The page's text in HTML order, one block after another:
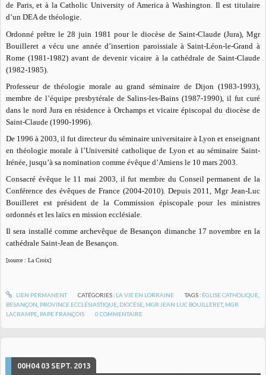
de Paris, et à la Catholic University of America à Washington. Il est titulaire
d’un DEA de théologie.
Ordonné prêtre le 28 juin 1981 pour le diocèse de Saint-Claude (Jura), Mgr
Bouilleret a vécu une année d’insertion paroissiale à Saint-Léon-le-Grand à
Rome (1981-1982) avant de devenir vicaire à la cathédrale de Saint-Claude
(1982-1985).
Professeur de théologie morale au grand séminaire de Dijon (1983-1993),
membre de l’équipe presbytérale de Salins-les-Bains (1987-1990), il fut curé
dans le nord Jura en résidence à Orchamps et vicaire épiscopal du diocèse de
Saint-Claude (1990-1996).
De 1996 à 2003, il fut directeur du séminaire universitaire à Lyon et enseignant
en théologie morale à l’Université catholique de Lyon et au séminaire Saint-
Irénée, jusqu’à sa nomination comme évêque d’Amiens le 10 mars 2003.
Consacré évêque le 11 mai 2003, il fut membre du Conseil permanent de la
Conférence des évêques de France (2004-2010). Depuis 2011, Mgr Jean-Luc
Bouilleret est président de la Commission épiscopale pour les ministres
ordonnés et les laïcs en mission ecclésiale.
Il sera installé comme archevêque de Besançon dimanche 17 novembre en la
cathédrale Saint-Jean de Besançon.
[source : La Croix]
LIEN PERMANENT CATÉGORIES : LA VIE EN LORRAINE TAGS : ÉGLISE CATHOLIQUE
BESANÇON PROVINCE ECCLÉSIASTIQUE DIOCÈSE MGR JEAN LUC BOUILLERET, MGR
LACRAMPE PAPE FRANÇOIS 0 COMMENTAIRE
00H04 03 SEPT. 2013